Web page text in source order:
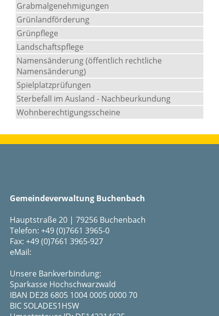
Grabmalgenehmigungen
Grünlandförderung
Grünpflege
Landschaftspflege
Namensänderung (öffentlich rechtliche
Namensänderung)
Spielplatzprüfungen
Sterbefall im Ausland - Nachbeurkundung
Wohnberechtigungsscheine
Gemeindeverwaltung Buchenbach
Hauptstraße 20 | 79256 Buchenbach
Telefon: +49 (0)7661 3965-0
Fax: +49 (0)7661 3965-927
eMail:
Unsere Bankverbindung:
Sparkasse Hochschwarzwald
IBAN DE28 6805 1004 0005 0000 70
BIC SOLADES1HSW